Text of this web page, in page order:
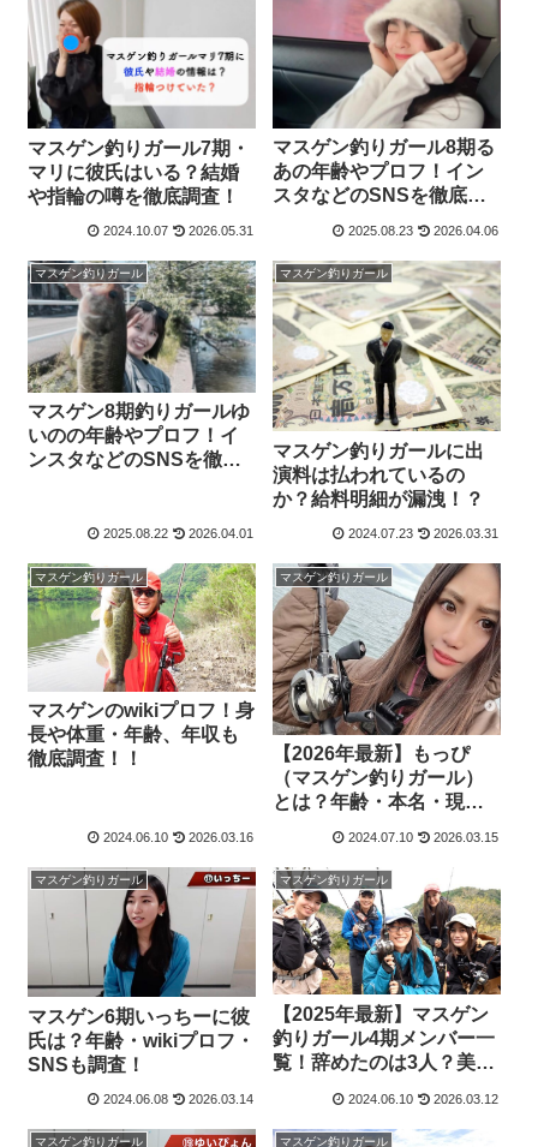
マスゲン釣りガール7期・
マリに彼氏はいる？結婚
や指輪の噂を徹底調査！
2024.10.07 2026.05.31
マスゲン釣りガール8期る
あの年齢やプロフ！イン
スタなどのSNSを徹底調
2025.08.23 2026.04.06
マスゲン釣りガール
マスゲン8期釣りガールゆ
いのの年齢やプロフ！イ
ンスタなどのSNSを徹底
2025.08.22 2026.04.01
マスゲン釣りガール
マスゲン釣りガールに出
演料は払われているの
か？給料明細が漏洩！？
2024.07.23 2026.03.31
マスゲン釣りガール
マスゲンのwikiプロフ！身
長や体重・年齢、年収も
徹底調査！！
2024.06.10 2026.03.16
マスゲン釣りガール
【2026年最新】もっぴ
（マスゲン釣りガール）
とは？年齢・本名・現在
2024.07.10 2026.03.15
マスゲン釣りガール
マスゲン6期いっちーに彼
氏は？年齢・wikiプロフ・
SNSも調査！
2024.06.08 2026.03.14
マスゲン釣りガール
【2025年最新】マスゲン
釣りガール4期メンバー一
覧！辞めたのは3人？美人
2024.06.10 2026.03.12
マスゲン釣りガール マスゲン釣りガール